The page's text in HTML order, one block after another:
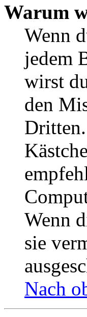
Warum
Wenn
jedem
wirst
den
Wenn
sie
Nach